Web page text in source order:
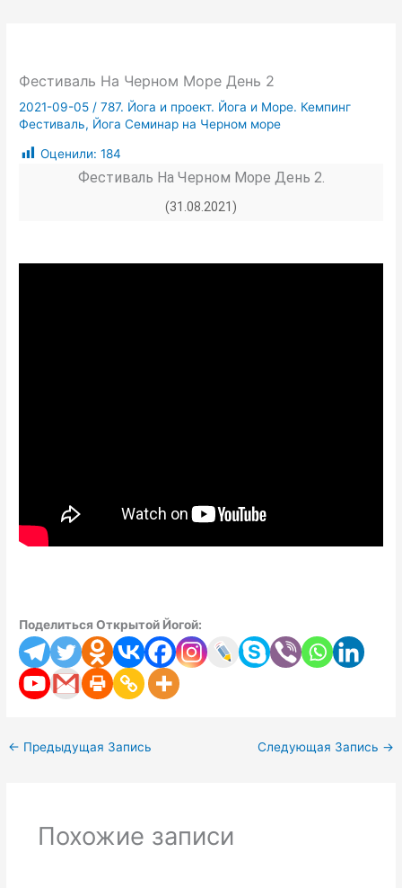
Фестиваль На Черном Море День 2
2021-09-05 /787. Йога и проект. Йога и Море. Кемпинг
Фестиваль, Йога Семинар на Черном море
Оценили: 184
Фестиваль На Черном Море День 2.
(31.08.2021)
Поделиться Открытой Йогой:
← Предыдущая Запись Следующая Запись →
Похожие записи